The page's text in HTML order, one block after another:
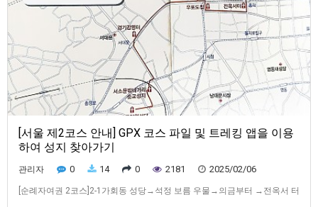
[서울 제2코스 안내] GPX 코스 파일 및 트레킹 앱을 이용
하여 성지 찾아가기
관리자 0 14 0 2181 2025/02/06
[순례자여권 2코스]2-1가회동 성당→석정 보름 우물→의금부터 →전옥서 터